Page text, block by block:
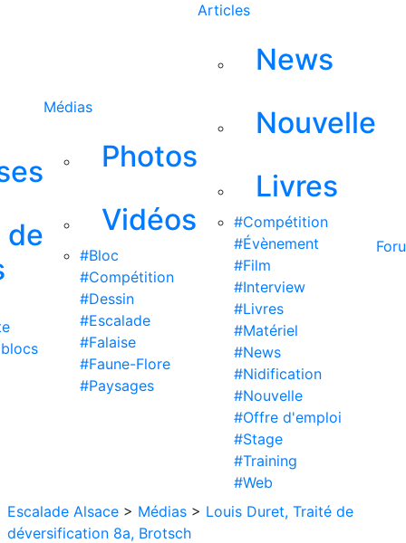
de
Médias
Photos
Vidéos
#Bloc
#Compétition
#Dessin
#Escalade
#Falaise
#Faune-Flore
#Paysages
Articles
News
Nouvelle
Livres
#Compétition
#Évènement
#Film
#Interview
#Livres
#Matériel
#News
#Nidification
#Nouvelle
#Offre d'emploi
#Stage
#Training
#Web
Escalade Alsace > Médias > Louis Duret, Traité de
déversification 8a, Brotsch